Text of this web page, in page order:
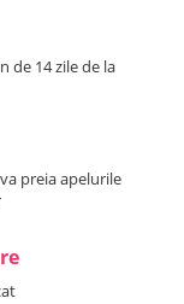
de 14 zile de la
preia apelurile